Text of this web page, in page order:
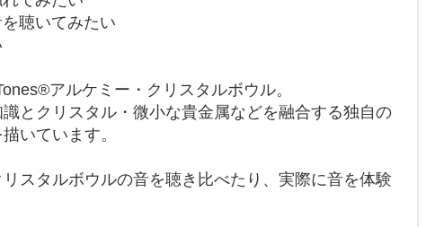
聴いてみたい
アルケミー・クリスタルボウル。
とクリスタル・微小な貴金属などを融合する独自の
いています。
スタルボウルの音を聴き比べたり、実際に音を体験